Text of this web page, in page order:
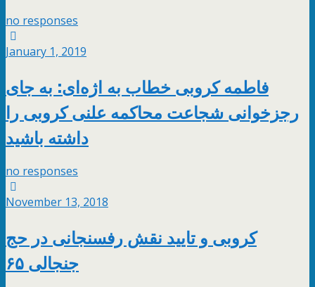
no responses
January 1, 2019
فاطمه کروبی خطاب به اژه‌ای: به جای
رجزخوانی شجاعت محاکمه علنی کروبی را
داشته باشید
no responses
November 13, 2018
کروبی و تایید نقش رفسنجانی در حج
جنجالی ۶۵